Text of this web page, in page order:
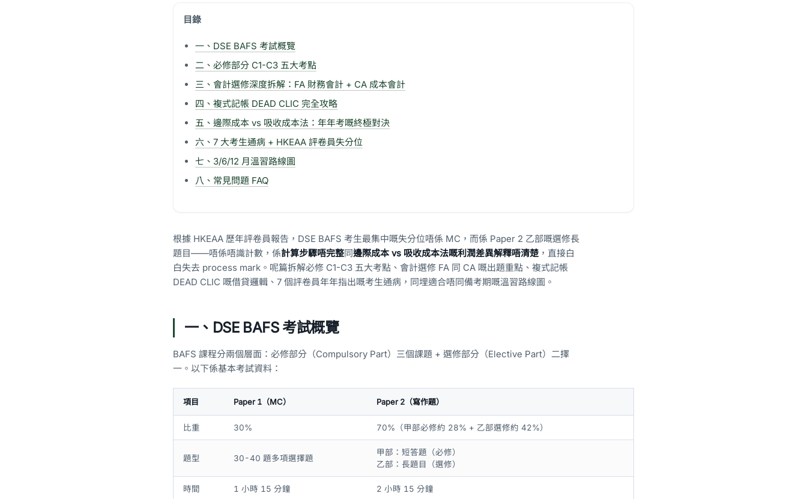
目錄
一、DSE BAFS 考試概覽
二、必修部分 C1-C3 五大考點
三、會計選修深度拆解：FA 財務會計 + CA 成本會計
四、複式記帳 DEAD CLIC 完全攻略
五、邊際成本 vs 吸收成本法：年年考嘅終極對決
六、7 大考生通病 + HKEAA 評卷員失分位
七、3/6/12 月溫習路線圖
八、常見問題 FAQ
根據 HKEAA 歷年評卷員報告，DSE BAFS 考生最集中嘅失分位唔係 MC，而係 Paper 2 乙部嘅選修長
題目——唔係唔識計數，係計算步驟唔完整同邊際成本 vs 吸收成本法嘅利潤差異解釋唔清楚 ，直接白
白失去 process mark。呢篇拆解必修 C1-C3 五大考點、會計選修 FA 同 CA 嘅出題重點、複式記帳
DEAD CLIC 嘅借貸邏輯、7 個評卷員年年指出嘅考生通病，同埋適合唔同備考期嘅溫習路線圖。
一、DSE BAFS 考試概覽
BAFS 課程分兩個層面：必修部分（Compulsory Part）三個課題 + 選修部分（Elective Part）二擇
一。以下係基本考試資料：
項目 Paper 1（MC） Paper 2（寫作題）
比重 30% 70%（甲部必修約 28% + 乙部選修約 42%）
題型 30-40 題多項選擇題
甲部：短答題（必修）
乙部：長題目（選修）
時間 1 小時 15 分鐘 2 小時 15 分鐘